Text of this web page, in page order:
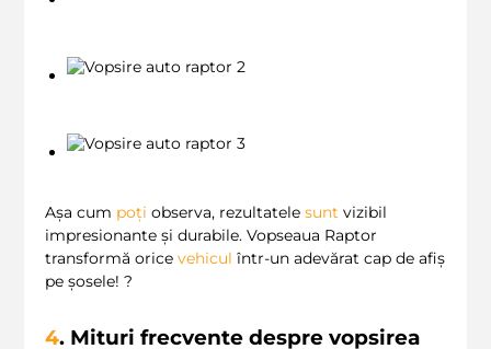
Așa cum poți observa, rezultatele sunt vizibil
impresionante și durabile. Vopseaua Raptor
transformă orice vehicul într-un adevărat cap de afiș
pe șosele! ?
4. Mituri frecvente despre vopsirea